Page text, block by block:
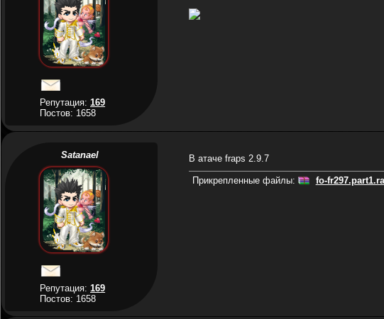
Репутация:169
Постов: 1658
Satanael
Репутация:169
Постов: 1658
В атаче fraps 2.9.7
Прикрепленные файлы: fo-